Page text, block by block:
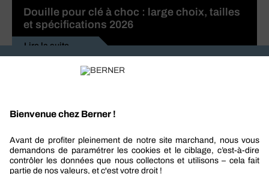
Douille pour clé à choc : large choix, tailles
et spécifications 2026
Lire la suite